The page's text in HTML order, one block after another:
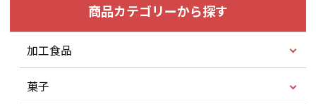
商品カテゴリーから探す
加工食品
菓子